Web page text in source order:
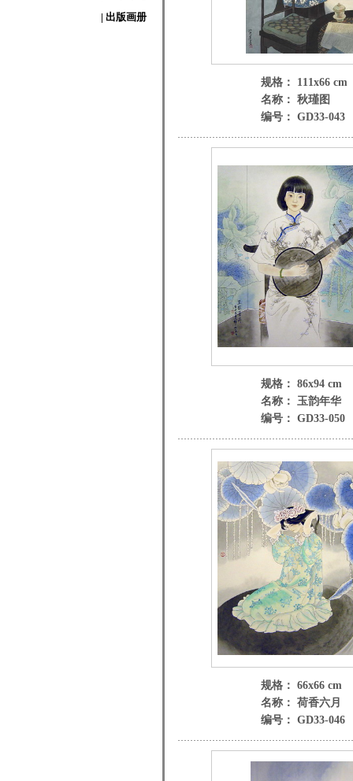
| 出版画册
规格： 111x66 cm
名称： 秋瑾图
编号： GD33-043
规格： 86x94 cm
名称： 玉韵年华
编号： GD33-050
规格： 66x66 cm
名称： 荷香六月
编号： GD33-046